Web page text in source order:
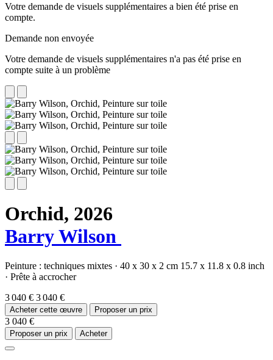
Votre demande de visuels supplémentaires a bien été prise en
compte.
Demande non envoyée
Votre demande de visuels supplémentaires n'a pas été prise en
compte suite à un problème
Orchid, 2026
Barry Wilson
Peinture : techniques mixtes · 40 x 30 x 2 cm 15.7 x 11.8 x 0.8 inch
· Prête à accrocher
3 040 € 3 040 €
Acheter cette œuvre Proposer un prix
3 040 €
Proposer un prix Acheter